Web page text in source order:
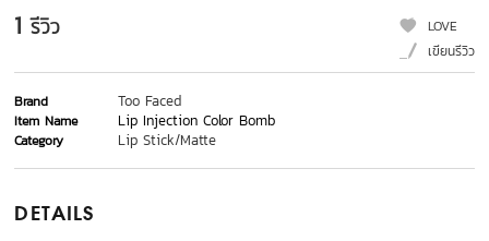
1 รีวิว
LOVE
เขียนรีวิว
Brand Too Faced
Item Name Lip Injection Color Bomb
Category Lip Stick/Matte
DETAILS